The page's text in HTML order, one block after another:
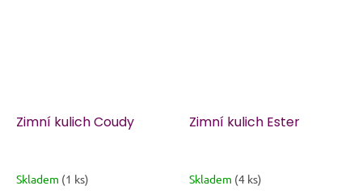
Zimní kulich Coudy
Skladem (1 ks)
Zimní kulich Ester
Skladem (4 ks)